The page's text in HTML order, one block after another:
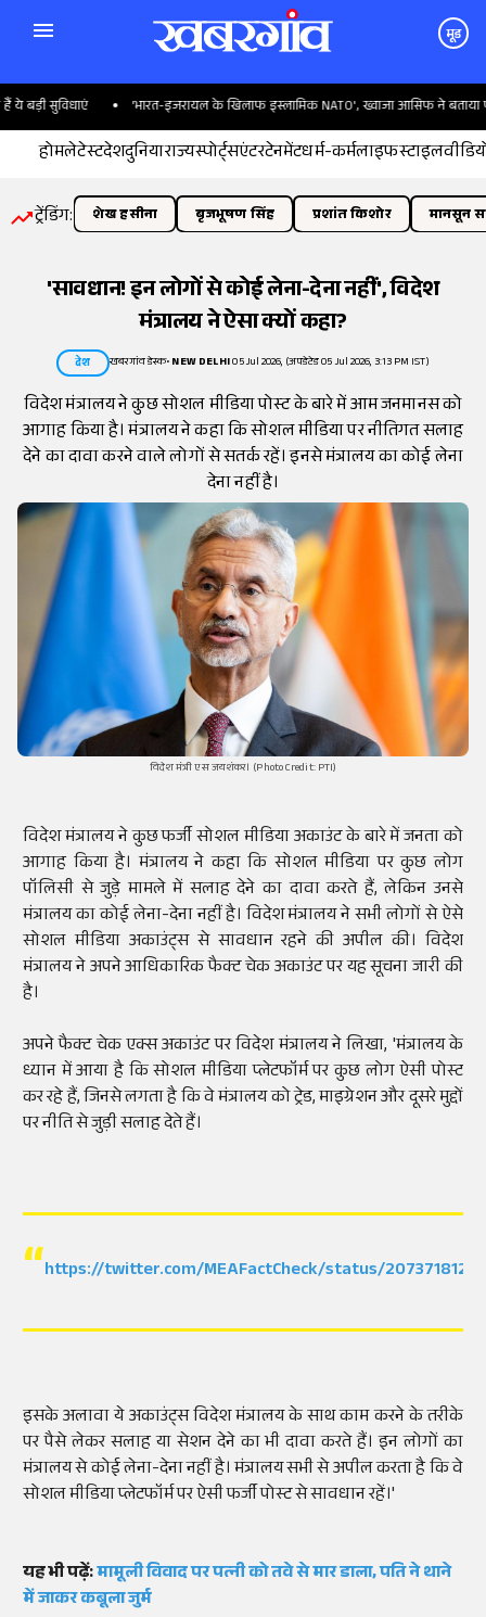
मूड
सुविधाएं 'भारत-इजरायल के खिलाफ इस्लामिक NATO', ख्वाजा आसिफ ने बताया
होमलेटेस्टदेशदुनियाराज्यस्पोर्ट्सएंटरटेनमेंटधर्म-कर्मलाइफस्टाइल
ट्रेंडिंग: शेख हसीना बृजभूषण सिंह प्रशांत किशोर मानसून
'सावधान! इन लोगों से कोई लेना-देना नहीं', विदेश
मंत्रालय ने ऐसा क्यों कहा?
देश खबरगांव डेस्क•NEW DELHI05 Jul 2026, (अपडेटेड 05 Jul 2026, 3:13 PM IST)
विदेश मंत्रालय ने कुछ सोशल मीडिया पोस्ट के बारे में आम जनमानस को
आगाह किया है। मंत्रालय ने कहा कि सोशल मीडिया पर नीतिगत सलाह
देने का दावा करने वाले लोगों से सतर्क रहें। इनसे मंत्रालय का कोई लेना
देना नहीं है।
विदेश मंत्री एस जयशंकर। (Photo Credit: PTI)
विदेश मंत्रालय ने कुछ फर्जी सोशल मीडिया अकाउंट के बारे में जनता को
आगाह किया है। मंत्रालय ने कहा कि सोशल मीडिया पर कुछ लोग
पॉलिसी से जुड़े मामले में सलाह देने का दावा करते हैं, लेकिन उनसे
मंत्रालय का कोई लेना-देना नहीं है। विदेश मंत्रालय ने सभी लोगों से ऐसे
सोशल मीडिया अकाउंट्स से सावधान रहने की अपील की। विदेश
मंत्रालय ने अपने आधिकारिक फैक्ट चेक अकाउंट पर यह सूचना जारी की
है।
अपने फैक्ट चेक एक्स अकाउंट पर विदेश मंत्रालय ने लिखा, 'मंत्रालय के
ध्यान में आया है कि सोशल मीडिया प्लेटफॉर्म पर कुछ लोग ऐसी पोस्ट
कर रहे हैं, जिनसे लगता है कि वे मंत्रालय को ट्रेड, माइग्रेशन और दूसरे मुद्दों
पर नीति से जुड़ी सलाह देते हैं।
https://twitter.com/MEAFactCheck/status/
इसके अलावा ये अकाउंट्स विदेश मंत्रालय के साथ काम करने के तरीके
पर पैसे लेकर सलाह या सेशन देने का भी दावा करते हैं। इन लोगों का
मंत्रालय से कोई लेना-देना नहीं है। मंत्रालय सभी से अपील करता है कि वे
सोशल मीडिया प्लेटफॉर्म पर ऐसी फर्जी पोस्ट से सावधान रहें।'
यह भी पढ़ें:मामूली विवाद पर पत्नी को तवे से मार डाला, पति ने थाने
में जाकर कबूला जुर्म